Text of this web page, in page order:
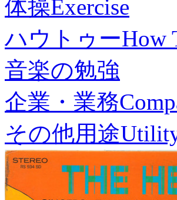
体操Exercise
ハウトゥーHow
音楽の勉強
企業・業務
その他用途